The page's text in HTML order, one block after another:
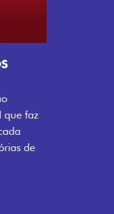
exclusiva do
LollaBR e a
o teto bicolor e as
brilhante